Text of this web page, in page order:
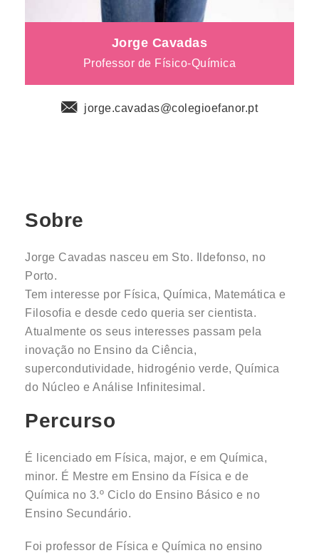
Jorge Cavadas
Professor de Físico-Química
jorge.cavadas@colegioefanor.pt
Sobre
Jorge Cavadas nasceu em Sto. Ildefonso, no
Porto.
Tem interesse por Física, Química, Matemática e
Filosofia e desde cedo queria ser cientista.
Atualmente os seus interesses passam pela
inovação no Ensino da Ciência,
supercondutividade, hidrogénio verde, Química
do Núcleo e Análise Infinitesimal.
Percurso
É licenciado em Física, major, e em Química,
minor. É Mestre em Ensino da Física e de
Química no 3.º Ciclo do Ensino Básico e no
Ensino Secundário.
Foi professor de Física e Química no ensino